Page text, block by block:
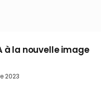
à la nouvelle image
2023